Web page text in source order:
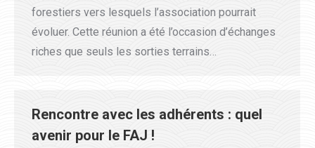
forestiers vers lesquels l’association pourrait
évoluer. Cette réunion a été l’occasion d’échanges
riches que seuls les sorties terrains…
Rencontre avec les adhérents : quel
avenir pour le FAJ !